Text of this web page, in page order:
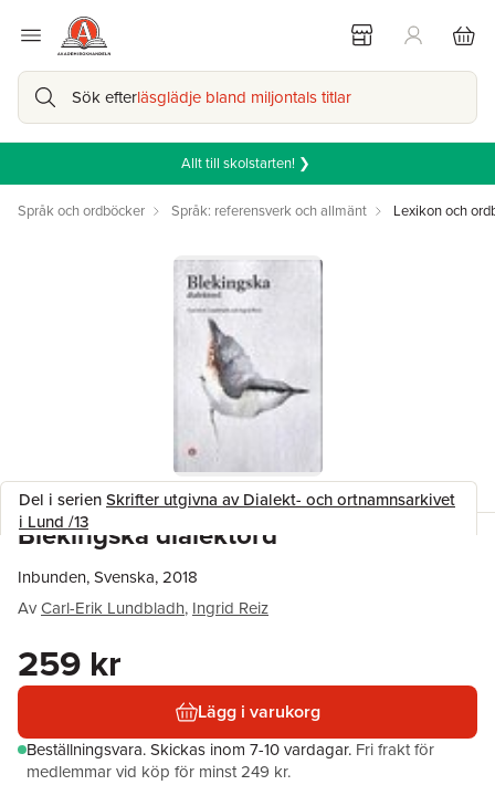
Sök efterläsglädje bland miljontals titlar
Allt till skolstarten! ❯
Språk och ordböcker Språk: referensverk och allmänt Lexikon och
Del i serienSkrifter utgivna av Dialekt- och ortnamnsarkivet
i Lund /13
Blekingska dialektord
Inbunden, Svenska, 2018
AvCarl-Erik Lundbladh, Ingrid Reiz
259 kr
Lägg i varukorg
Beställningsvara.Skickas inom 7-10 vardagar. Fri frakt för
medlemmar vid köp för minst 249 kr.